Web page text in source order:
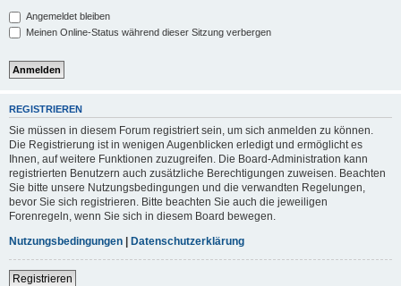
Angemeldet bleiben
Meinen Online-Status während dieser Sitzung verbergen
REGISTRIEREN
Sie müssen in diesem Forum registriert sein, um sich anmelden zu können.
Die Registrierung ist in wenigen Augenblicken erledigt und ermöglicht es
Ihnen, auf weitere Funktionen zuzugreifen. Die Board-Administration kann
registrierten Benutzern auch zusätzliche Berechtigungen zuweisen. Beachten
Sie bitte unsere Nutzungsbedingungen und die verwandten Regelungen,
bevor Sie sich registrieren. Bitte beachten Sie auch die jeweiligen
Forenregeln, wenn Sie sich in diesem Board bewegen.
Nutzungsbedingungen | Datenschutzerklärung
Registrieren